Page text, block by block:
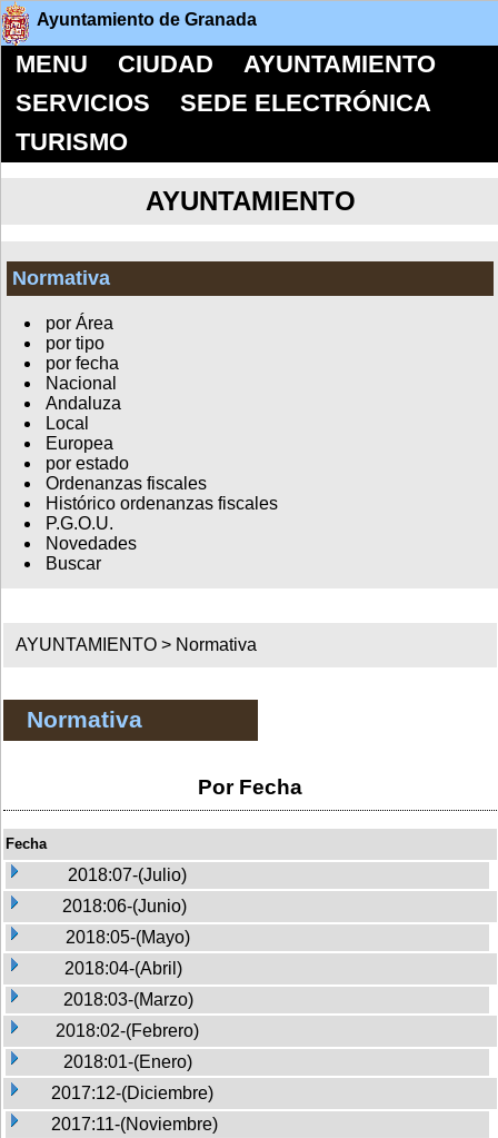
Ayuntamiento de Granada
MENU CIUDAD
AYUNTAMIENTO
SERVICIOS
SEDE ELECTRÓNICA
TURISMO
AYUNTAMIENTO
Normativa
por Área
por tipo
por fecha
Nacional
Andaluza
Local
Europea
por estado
Ordenanzas fiscales
Histórico ordenanzas fiscales
P.G.O.U.
Novedades
Buscar
AYUNTAMIENTO > Normativa
Normativa
Por Fecha
Fecha
2018:07-(Julio)
2018:06-(Junio)
2018:05-(Mayo)
2018:04-(Abril)
2018:03-(Marzo)
2018:02-(Febrero)
2018:01-(Enero)
2017:12-(Diciembre)
2017:11-(Noviembre)